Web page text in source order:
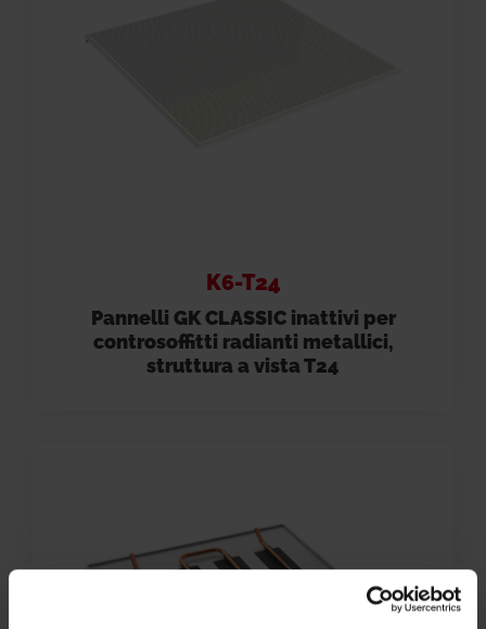
K6-T24
Pannelli GK CLASSIC inattivi per
controsoffitti radianti metallici,
struttura a vista T24